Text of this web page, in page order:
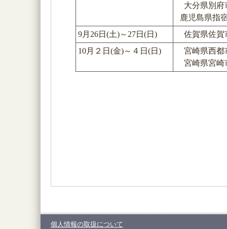
大分県別府
鹿児島県指
9月26日(土)～27日(日)
佐賀県佐賀
10月２日(金)～４日(日)
宮崎県西都
宮崎県宮崎
個人情報の取扱について